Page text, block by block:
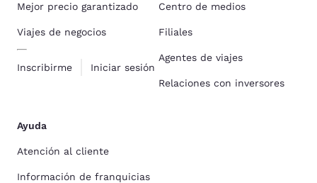
Mejor precio garantizado
Viajes de negocios
Inscribirme Iniciar sesión
Centro de medios
Filiales
Agentes de viajes
Relaciones con inversores
Ayuda
Atención al cliente
Información de franquicias